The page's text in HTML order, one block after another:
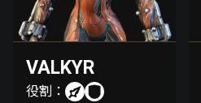
VALKYR
役割：